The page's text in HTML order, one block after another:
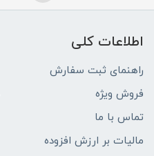
اطلاعات کلی
راهنمای ثبت سفارش
فروش ویژه
تماس با ما
مالیات بر ارزش افزوده